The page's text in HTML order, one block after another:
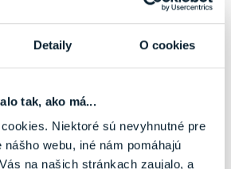
Detaily O cookies
tak, ako má...
Niektoré sú nevyhnutné pre
webu, iné nám pomáhajú
na našich stránkach zaujalo, a